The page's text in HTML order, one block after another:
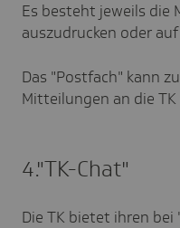
Es besteht jeweils die
auszudrucken oder
Das "Postfach" kann
Mitteilungen an die
4."TK-Chat"
Die TK bietet ihren